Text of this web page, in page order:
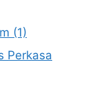
(1)
Perkasa